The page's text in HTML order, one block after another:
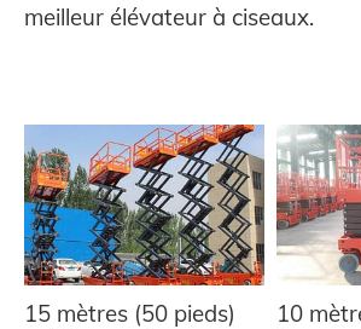
meilleur élévateur à ciseaux.
15 mètres (50 pieds)
10